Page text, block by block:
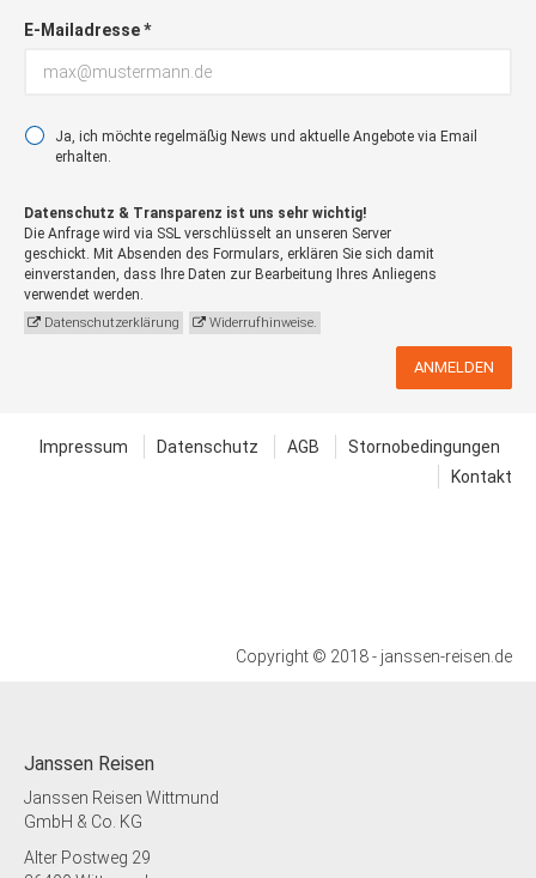
Leer, Bahnhof/ZOB, Adresse: 26789 Leer,
Adresse: 49809 Lingen, Rheiner Strasse
Löningen, Lindenallee
Zustieg / Haltestelle
Meppen, Bahnhof, Adresse: 49716
Nordhorn, Bahnhof, Adresse: 48529
Wallenhorst, Borsigstrasse 1
Rathausstrasse
Zustieg / Haltestelle
Rastede, Bahnhof, Adresse: 26180
Rastede, Ladestrasse
E-Mailadresse *
Ja, ich möchte regelmäßig News und aktuelle Angebote via Email
erhalten.
Datenschutz & Transparenz ist uns sehr wichtig!
Die Anfrage wird via SSL verschlüsselt an unseren Server
geschickt. Mit Absenden des Formulars, erklären Sie sich damit
einverstanden, dass Ihre Daten zur Bearbeitung Ihres Anliegens
verwendet werden.
Datenschutzerklärung Widerrufhinweise.
ANMELDEN
Impressum Datenschutz AGB
Stornobedingungen
Kontakt
Copyright © 2018 - janssen-reisen.de
Janssen Reisen
Janssen Reisen Wittmund
GmbH & Co. KG
Alter Postweg 29